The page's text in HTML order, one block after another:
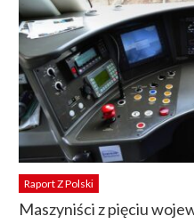
Raport Z Polski
Maszyniści z pięciu